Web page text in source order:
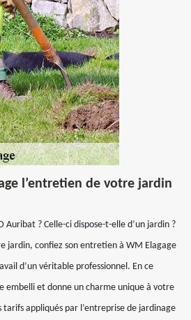
l’entretien de votre jardin
Auribat ? Celle-ci dispose-t-elle d’un jardin ?
jardin, confiez son entretien à WM Elagage
d’un véritable professionnel. En ce
embelli et donne un charme unique à votre
appliqués par l’entreprise de jardinage